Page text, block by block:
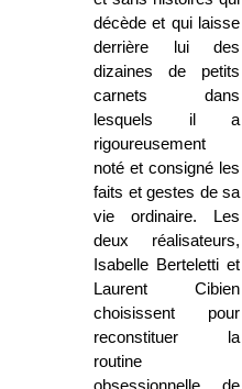
décède et qui laisse
derrière lui des
dizaines de petits
carnets dans
lesquels il a
rigoureusement
noté et consigné les
faits et gestes de sa
vie ordinaire. Les
deux réalisateurs,
Isabelle Berteletti et
Laurent Cibien
choisissent pour
reconstituer la
routine